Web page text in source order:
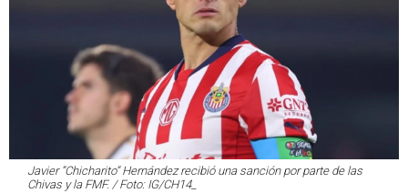
Javier “Chicharito” Hernández recibió una sanción por parte de las
Chivas y la FMF. / Foto: IG/CH14_